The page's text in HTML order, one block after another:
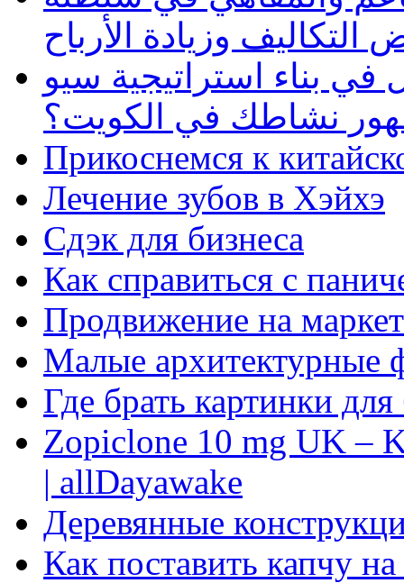
وزيادة الأرباح
بناء استراتيجية سيو
نشاطك في الكويت؟
Прикоснемся к
Лечение зубов в Хэйхэ
Сдэк для бизнеса
Как справиться с
Продвижение на
Малые архитектурные
Где брать картинки
Zopiclone 10 mg UK –
| allDayawake
Деревянные
Как поставить капчу